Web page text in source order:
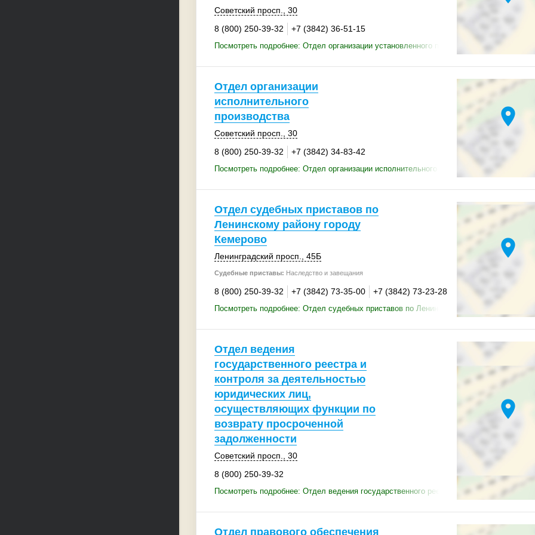
Советский просп., 30
8 (800) 250-39-32
+7 (3842) 36-51-15
Посмотреть подробнее: Отдел организации установленного порядка деятельности
Отдел организации
исполнительного
производства
Советский просп., 30
8 (800) 250-39-32
+7 (3842) 34-83-42
Посмотреть подробнее: Отдел организации исполнительного производства
location_on
Отдел судебных приставов по
Ленинскому району городу
Кемерово
Ленинградский просп., 45Б
Судебные приставы: Наследство и завещания
8 (800) 250-39-32 +7 (3842) 73-35-00 +7 (3842) 73-23-28
Посмотреть подробнее: Отдел судебных приставов по Ленинскому району городу
location_on
Отдел ведения
государственного реестра и
контроля за деятельностью
юридических лиц,
осуществляющих функции по
возврату просроченной
задолженности
Советский просп., 30
8 (800) 250-39-32
Посмотреть подробнее: Отдел ведения государственного реестра и контроля за
location_on
Отдел правового обеспечения